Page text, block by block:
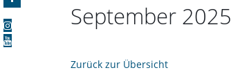
September 2025
Zurück zur Übersicht